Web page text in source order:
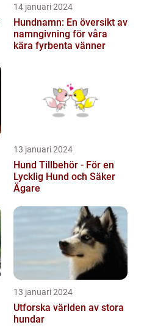
14 januari 2024
Hundnamn: En översikt av
namngivning för våra
kära fyrbenta vänner
13 januari 2024
Hund Tillbehör - För en
Lycklig Hund och Säker
Ägare
13 januari 2024
Utforska världen av stora
hundar